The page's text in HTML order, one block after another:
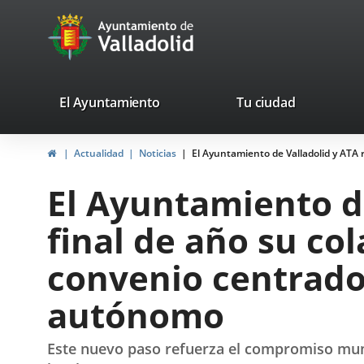
Portal
Web
Ayuntamiento
de
valladolid.es
El Ayuntamiento Tu ciudad
HomeActualidad Noticias El Ayuntamiento de Valladolid y
El Ayuntamiento
final de año su
convenio
autónomo
Este nuevo paso refuerza el compromiso